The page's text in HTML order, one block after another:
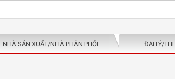
NHÀ SẢN XUẤT/NHÀ PHÂN PHỐI ĐẠI LÝ/